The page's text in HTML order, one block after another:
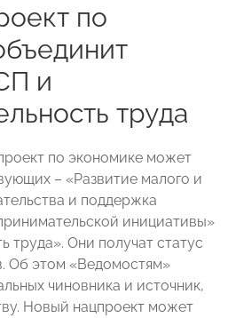
по
и
труда
по экономике может
– «Развитие малого и
и поддержка
инициативы»
труда». Они получат статус
Об этом «Ведомостям»
чиновника и источник,
Новый нацпроект может